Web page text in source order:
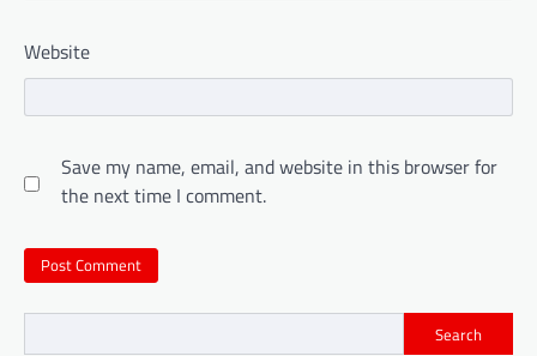
Website
Save my name, email, and website in this browser for
the next time I comment.
Search